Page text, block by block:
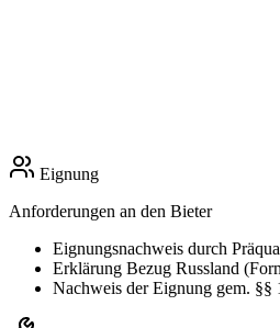
Eignung
Anforderungen an den Bieter
Eignungsnachweis durch
Erklärung Bezug Russland
Nachweis der Eignung gem. §§